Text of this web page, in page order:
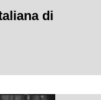
di